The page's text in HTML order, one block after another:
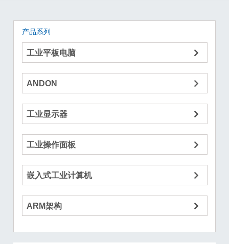
产品系列
工业平板电脑
ANDON
工业显示器
工业操作面板
嵌入式工业计算机
ARM架构